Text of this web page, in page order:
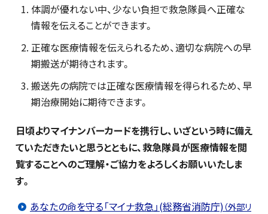
体調が優れない中、少ない負担で救急隊員へ正確な
情報を伝えることができます。
正確な医療情報を伝えられるため、適切な病院への早
期搬送が期待されます。
搬送先の病院では正確な医療情報を得られるため、早
期治療開始に期待できます。
日頃よりマイナンバーカードを携行し、いざという時に備え
ていただきたいと思うとともに、救急隊員が医療情報を閲
覧することへのご理解・ご協力をよろしくお願いいたしま
す。
あなたの命を守る「マイナ救急」(総務省消防庁)（外部リ